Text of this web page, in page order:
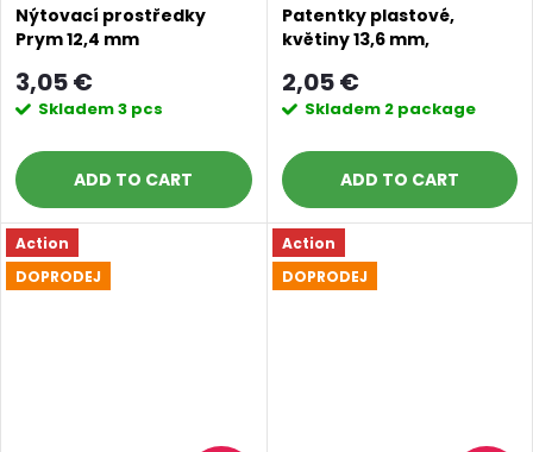
Nýtovací prostředky
Prym 12,4 mm
3,05 €
Skladem3 pcs
ADD TO CART
Patentky plastové,
květiny 13,6 mm,
2,05 €
Skladem 2 package
ADD TO CART
Action
DOPRODEJ
Action
DOPRODEJ